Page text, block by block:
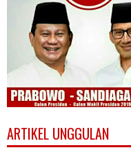
ARTIKEL UNGGULAN